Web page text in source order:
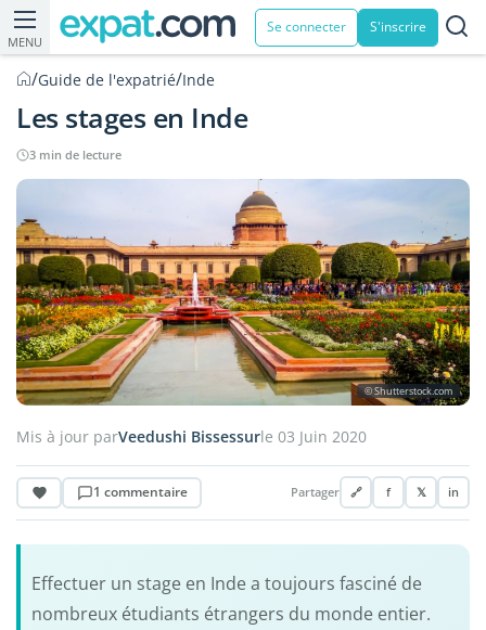
MENU
Se connecter S'inscrire
/Guide de l'expatrié/Inde
Les stages en Inde
3 min de lecture
© Shutterstock.com
Mis à jour parVeedushi Bissessurle 03 Juin 2020
1 commentaire Partager 🔗 f 𝕏 in
Effectuer un stage en Inde a toujours fasciné de
nombreux étudiants étrangers du monde entier.